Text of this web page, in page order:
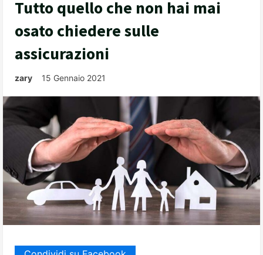
Tutto quello che non hai mai
osato chiedere sulle
assicurazioni
zary 15 Gennaio 2021